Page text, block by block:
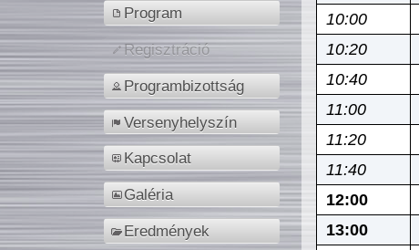
Program
Regisztráció
Programbizottság
Versenyhelyszín
Kapcsolat
Galéria
Eredmények
10:00
10:20
10:40
11:00
11:20
11:40
12:00
13:00